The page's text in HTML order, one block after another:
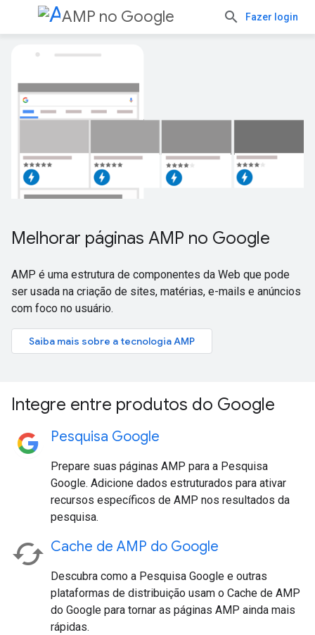
AMP no Google Fazer login
Melhorar páginas AMP no Google
AMP é uma estrutura de componentes da Web que pode
ser usada na criação de sites, matérias, e-mails e anúncios
com foco no usuário.
Saiba mais sobre a tecnologia AMP
Integre entre produtos do Google
Pesquisa Google
Prepare suas páginas AMP para a Pesquisa
Google. Adicione dados estruturados para ativar
recursos específicos de AMP nos resultados da
pesquisa.
Cache de AMP do Google
Descubra como a Pesquisa Google e outras
plataformas de distribuição usam o Cache de AMP
do Google para tornar as páginas AMP ainda mais
rápidas.